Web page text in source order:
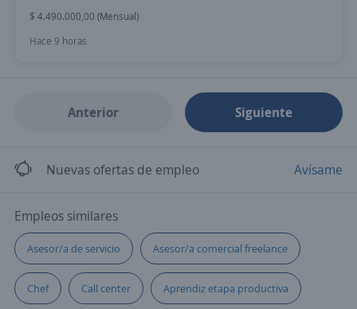
$ 4.490.000,00 (Mensual)
Hace 9 horas
Anterior Siguiente
Nuevas ofertas de empleo Avísame
Empleos similares
Asesor/a de servicio Asesor/a comercial freelance
Chef Call center Aprendiz etapa productiva